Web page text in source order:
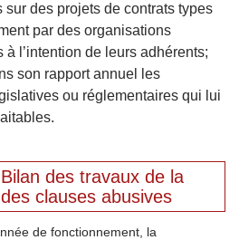
sur des projets de contrats types
par des organisations
à l’intention de leurs adhérents;
son rapport annuel les
ou réglementaires qui lui
des travaux de la
clauses abusives
de fonctionnement, la